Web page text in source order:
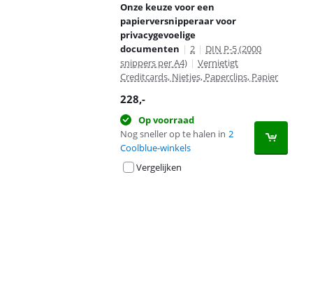
Onze keuze voor een
papierversnipperaar voor
privacygevoelige
documenten | 2 | DIN P-5 (2000
snippers per A4) | Vernietigt
Creditcards, Nietjes, Paperclips, Papier
228,-
Op voorraad
Nog sneller op te halen in 2
Coolblue-winkels
Vergelijken